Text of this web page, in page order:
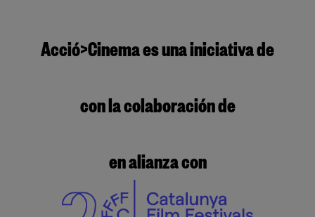
Acció>Cinema es una iniciativa de
con la colaboración de
en alianza con